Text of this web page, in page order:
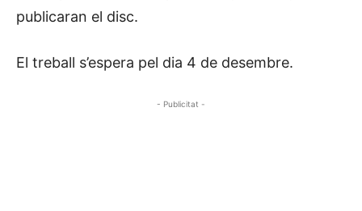
publicaran el disc.
El treball s’espera pel dia 4 de desembre.
- Publicitat -